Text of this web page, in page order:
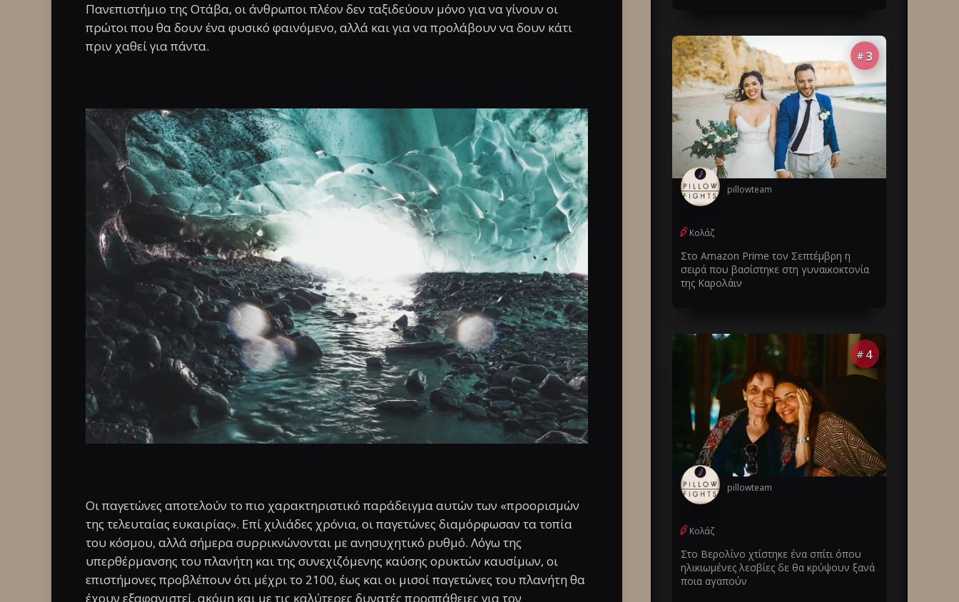
Πανεπιστήμιο της Οτάβα, οι άνθρωποι πλέον δεν ταξιδεύουν μόνο για να γίνουν οι
πρώτοι που θα δουν ένα φυσικό φαινόμενο, αλλά και για να προλάβουν να δουν κάτι
πριν χαθεί για πάντα.
Οι παγετώνες αποτελούν το πιο χαρακτηριστικό παράδειγμα αυτών των «προορισμών
της τελευταίας ευκαιρίας». Επί χιλιάδες χρόνια, οι παγετώνες διαμόρφωσαν τα τοπία
του κόσμου, αλλά σήμερα συρρικνώνονται με ανησυχητικό ρυθμό. Λόγω της
υπερθέρμανσης του πλανήτη και της συνεχιζόμενης καύσης ορυκτών καυσίμων, οι
επιστήμονες προβλέπουν ότι μέχρι το 2100, έως και οι μισοί παγετώνες του πλανήτη θα
έχουν εξαφανιστεί, ακόμη και με τις καλύτερες δυνατές προσπάθειες για τον
# 3
pillowteam
Κολάζ
Στο Amazon Prime τον Σεπτέμβρη η
σειρά που βασίστηκε στη γυναικοκτονία
της Καρολάιν
# 4
pillowteam
Κολάζ
Στο Βερολίνο χτίστηκε ένα σπίτι όπου
ηλικιωμένες λεσβίες δε θα κρύψουν ξανά
ποια αγαπούν